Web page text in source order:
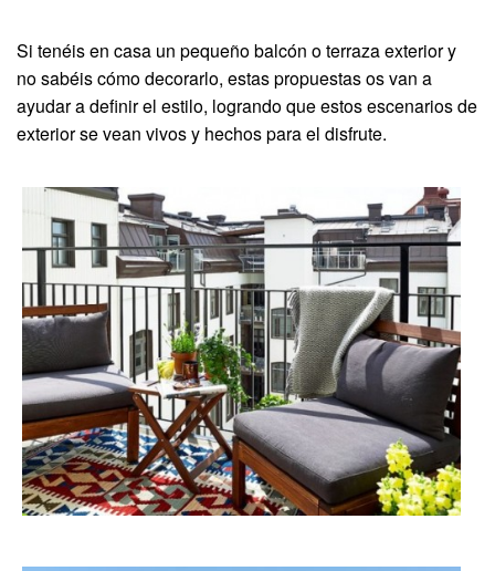
Si tenéis en casa un pequeño balcón o terraza exterior y
no sabéis cómo decorarlo, estas propuestas os van a
ayudar a definir el estilo, logrando que estos escenarios de
exterior se vean vivos y hechos para el disfrute.